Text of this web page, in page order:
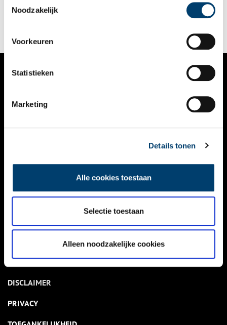
Noodzakelijk
Voorkeuren
Statistieken
Marketing
Details tonen
Alle cookies toestaan
Selectie toestaan
Alleen noodzakelijke cookies
Floris V is aangelegd en waar de graaf dwangburchten liet
bouwen?
NIEUWS
KALENDER
ACTIVITEITEN
NIEUWSBRIEF
DISCLAIMER
PRIVACY